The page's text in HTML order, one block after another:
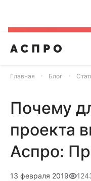
Главная Блог
Почему
проекта
Аспро:
13 февраля 2019